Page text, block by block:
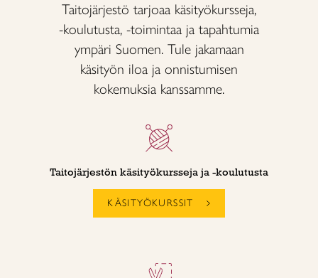
Taitojärjestö tarjoaa käsityökursseja,
-koulutusta, -toimintaa ja tapahtumia
ympäri Suomen. Tule jakamaan
käsityön iloa ja onnistumisen
kokemuksia kanssamme.
Taitojärjestön käsityökursseja ja -koulutusta
KÄSITYÖKURSSIT